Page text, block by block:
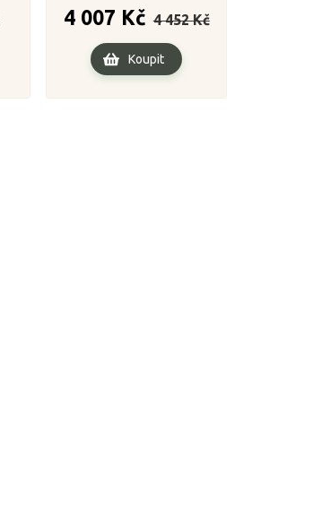
4 007 Kč cena
4 452 Kč
Cena
Koupit